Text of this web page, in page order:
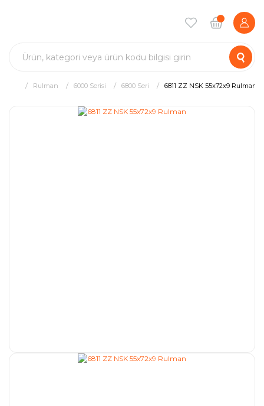
Rulman 6000 Serisi 6800 Seri 6811 ZZ NSK 55x72x9 Rulman